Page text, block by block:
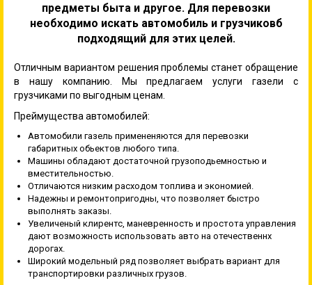
предметы быта и другое. Для перевозки
необходимо искать автомобиль и грузчиковб
подходящий для этих целей.
Отличным вариантом решения проблемы станет обращение
в нашу компанию. Мы предлагаем услуги газели с
грузчиками по выгодным ценам.
Преймущества автомобилей:
Автомобили газель примененяются для перевозки
габаритных обьектов любого типа.
Машины обладают достаточной грузоподьемностью и
вместительностью.
Отличаются низким расходом топлива и экономией.
Надежны и ремонтопригодны, что позволяет быстро
выполнять заказы.
Увеличеный клирентс, маневренность и простота управления
дают возможность использовать авто на отечественнх
дорогах.
Широкий модельный ряд позволяет выбрать вариант для
транспортировки различных грузов.